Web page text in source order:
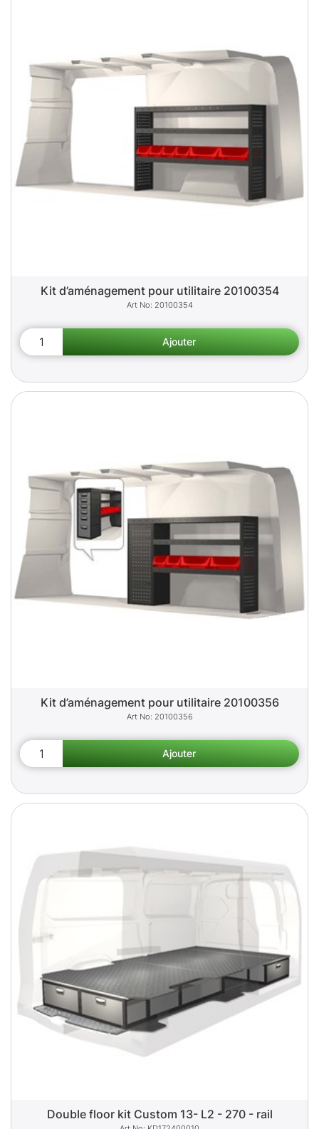
Kit d’aménagement pour utilitaire 20100354
20100354
Kit d’aménagement pour utilitaire 20100356
20100356
Double floor kit Custom 13- L2 - 270 - rail